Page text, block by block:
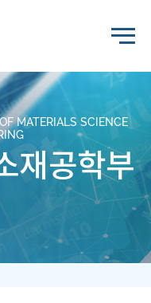
MATERIALS SCIENCE
재공학부